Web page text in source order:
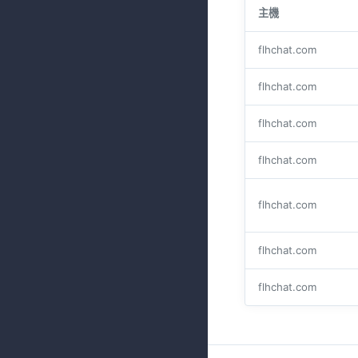
主機
flhchat.com
flhchat.com
flhchat.com
flhchat.com
flhchat.com
flhchat.com
flhchat.com